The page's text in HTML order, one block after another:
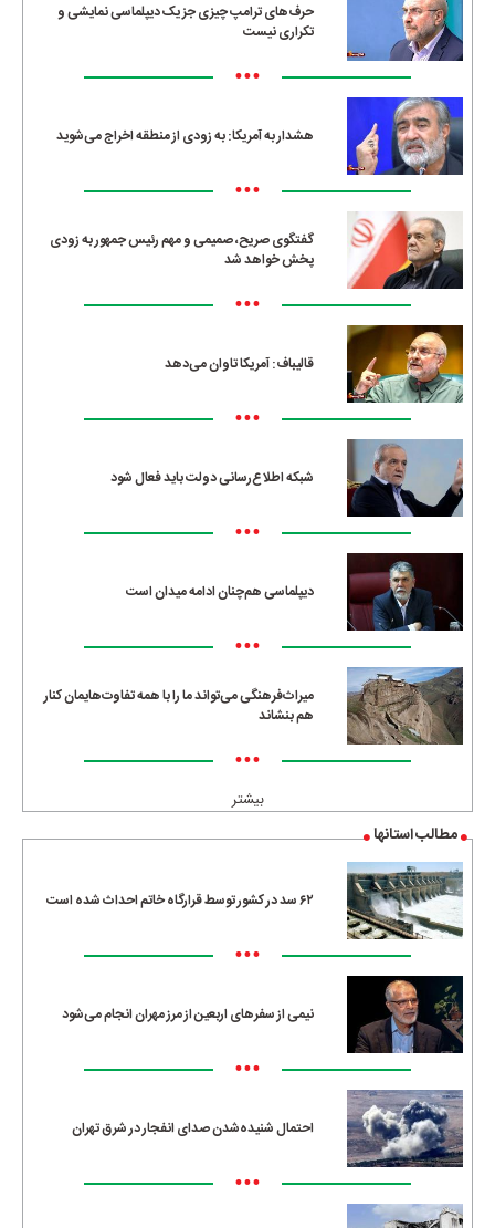
حرف‌های ترامپ چیزی جز یک دیپلماسی نمایشی و
تکراری نیست
•••
هشدار به آمریکا: به زودی از منطقه اخراج می‌شوید
•••
گفتگوی صریح، صمیمی و مهم رئیس جمهور به زودی
پخش خواهد شد
•••
قالیباف: آمریکا تاوان می‌دهد
•••
شبکه اطلاع‌رسانی دولت باید فعال شود
•••
دیپلماسی هم‌چنان ادامه میدان است
•••
میراث‌فرهنگی می‌تواند ما را با همه تفاوت‌هایمان کنار
هم بنشاند
•••
بیشتر
مطالب استانها
۶۲ سد در کشور توسط قرارگاه خاتم احداث شده است
•••
نیمی از سفرهای اربعین از مرز مهران انجام می‌شود
•••
احتمال شنیده‌شدن صدای انفجار در شرق تهران
•••